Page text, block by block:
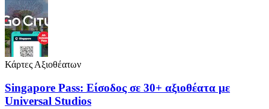
Κάρτες Αξιοθέατων
Singapore Pass: Είσοδος σε 30+ αξιοθέατα με
Universal Studios